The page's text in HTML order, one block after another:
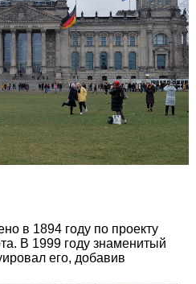
в 1894 году по проекту
В 1999 году знаменитый
его, добавив